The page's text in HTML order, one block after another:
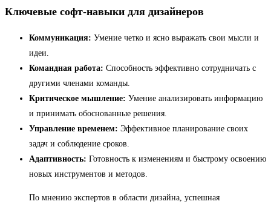
Ключевые софт-навыки для дизайнеров
Коммуникация: Умение четко и ясно выражать свои мысли и
идеи.
Командная работа: Способность эффективно сотрудничать с
другими членами команды.
Критическое мышление: Умение анализировать информацию
и принимать обоснованные решения.
Управление временем: Эффективное планирование своих
задач и соблюдение сроков.
Адаптивность: Готовность к изменениям и быстрому освоению
новых инструментов и методов.
По мнению экспертов в области дизайна, успешная